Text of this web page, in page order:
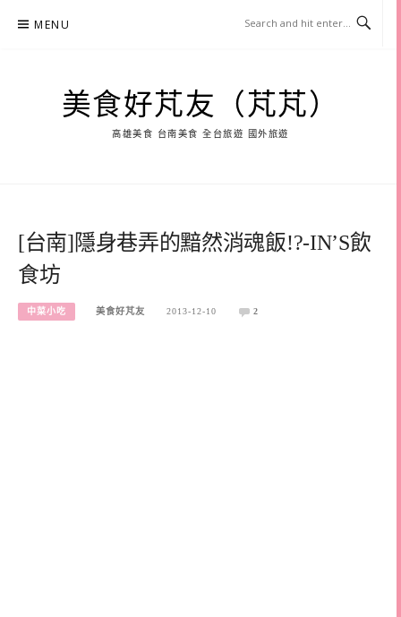
MENU
美食好芃友（芃芃）
高雄美食 台南美食 全台旅遊 國外旅遊
[台南]隱身巷弄的黯然消魂飯!?-IN’S飲
食坊
中菜小吃 美食好芃友 2013-12-10 2